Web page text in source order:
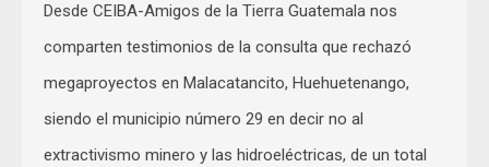
Desde CEIBA-Amigos de la Tierra Guatemala nos
comparten testimonios de la consulta que rechazó
megaproyectos en Malacatancito, Huehuetenango,
siendo el municipio número 29 en decir no al
extractivismo minero y las hidroeléctricas, de un total